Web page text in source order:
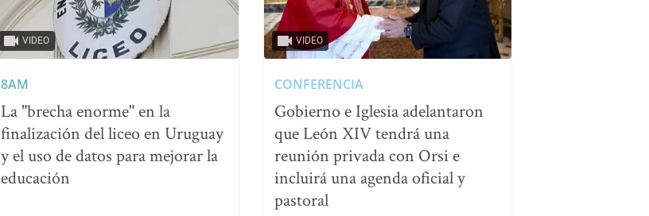
VIDEO
8AM
La "brecha enorme" en la
finalización del liceo en Uruguay
y el uso de datos para mejorar la
educación
VIDEO
CONFERENCIA
Gobierno e Iglesia adelantaron
que León XIV tendrá una
reunión privada con Orsi e
incluirá una agenda oficial y
pastoral